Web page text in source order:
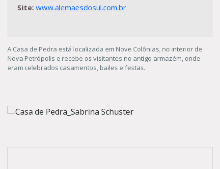
Site: www.alemaesdosul.com.br
A Casa de Pedra está localizada em Nove Colônias, no interior de
Nova Petrópolis e recebe os visitantes no antigo armazém, onde
eram celebrados casamentos, bailes e festas.